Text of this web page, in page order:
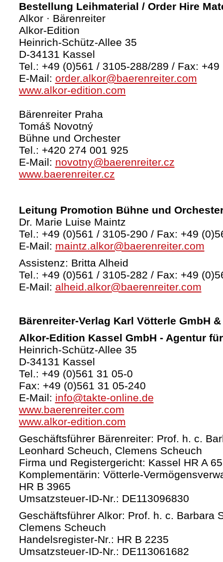
Bestellung Leihmaterial / Order Hire
Alkor · Bärenreiter
Alkor-Edition
Heinrich-Schütz-Allee 35
D-34131 Kassel
Tel.: +49 (0)561 / 3105-288/289 / Fax:
E-Mail: order.alkor@baerenreiter.com
www.alkor-edition.com
Bärenreiter Praha
Tomáš Novotný
Bühne und Orchester
Tel.: +420 274 001 925
E-Mail: novotny@baerenreiter.cz
www.baerenreiter.cz
Leitung Promotion Bühne und
Dr. Marie Luise Maintz
Tel.: +49 (0)561 / 3105-290 / Fax: +49
E-Mail: maintz.alkor@baerenreiter.com
Assistenz: Britta Alheid
Tel.: +49 (0)561 / 3105-282 / Fax: +49
E-Mail: alheid.alkor@baerenreiter.com
Bärenreiter-Verlag Karl Vötterle GmbH &
Alkor-Edition Kassel GmbH - Agentur
Heinrich-Schütz-Allee 35
D-34131 Kassel
Tel.: +49 (0)561 31 05-0
Fax: +49 (0)561 31 05-240
E-Mail: info@takte-online.de
www.baerenreiter.com
www.alkor-edition.com
Geschäftsführer Bärenreiter: Prof. h. c.
Leonhard Scheuch, Clemens Scheuch
Firma und Registergericht: Kassel HR A
Komplementärin: Vötterle-
HR B 3965
Umsatzsteuer-ID-Nr.: DE113096830
Geschäftsführer Alkor: Prof. h. c. Barbara
Clemens Scheuch
Handelsregister-Nr.: HR B 2235
Umsatzsteuer-ID-Nr.: DE113061682